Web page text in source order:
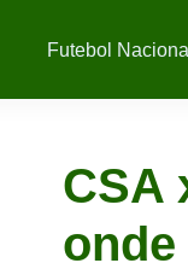
Futebol
CSA